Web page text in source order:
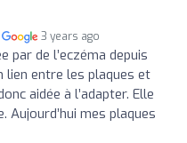
3 years ago
par de l’eczéma depuis
lien entre les plaques et
aidée à l’adapter. Elle
Aujourd’hui mes plaques